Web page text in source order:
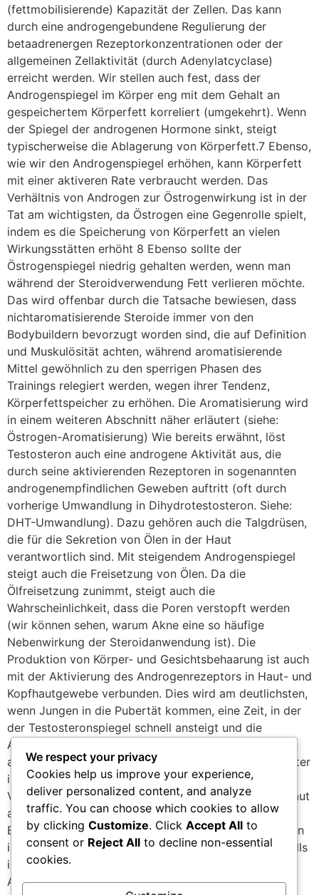
(fettmobilisierende) Kapazität der Zellen. Das kann
durch eine androgengebundene Regulierung der
betaadrenergen Rezeptorkonzentrationen oder der
allgemeinen Zellaktivität (durch Adenylatcyclase)
erreicht werden. Wir stellen auch fest, dass der
Androgenspiegel im Körper eng mit dem Gehalt an
gespeichertem Körperfett korreliert (umgekehrt). Wenn
der Spiegel der androgenen Hormone sinkt, steigt
typischerweise die Ablagerung von Körperfett.7 Ebenso,
wie wir den Androgenspiegel erhöhen, kann Körperfett
mit einer aktiveren Rate verbraucht werden. Das
Verhältnis von Androgen zur Östrogenwirkung ist in der
Tat am wichtigsten, da Östrogen eine Gegenrolle spielt,
indem es die Speicherung von Körperfett an vielen
Wirkungsstätten erhöht 8 Ebenso sollte der
Östrogenspiegel niedrig gehalten werden, wenn man
während der Steroidverwendung Fett verlieren möchte.
Das wird offenbar durch die Tatsache bewiesen, dass
nichtaromatisierende Steroide immer von den
Bodybuildern bevorzugt worden sind, die auf Definition
und Muskulösität achten, während aromatisierende
Mittel gewöhnlich zu den sperrigen Phasen des
Trainings relegiert werden, wegen ihrer Tendenz,
Körperfettspeicher zu erhöhen. Die Aromatisierung wird
in einem weiteren Abschnitt näher erläutert (siehe:
Östrogen-Aromatisierung) Wie bereits erwähnt, löst
Testosteron auch eine androgene Aktivität aus, die
durch seine aktivierenden Rezeptoren in sogenannten
androgenempfindlichen Geweben auftritt (oft durch
vorherige Umwandlung in Dihydrotestosteron. Siehe:
DHT-Umwandlung). Dazu gehören auch die Talgdrüsen,
die für die Sekretion von Ölen in der Haut
verantwortlich sind. Mit steigendem Androgenspiegel
steigt auch die Freisetzung von Ölen. Da die
Ölfreisetzung zunimmt, steigt auch die
Wahrscheinlichkeit, dass die Poren verstopft werden
(wir können sehen, warum Akne eine so häufige
Nebenwirkung der Steroidanwendung ist). Die
Produktion von Körper- und Gesichtsbehaarung ist auch
mit der Aktivierung des Androgenrezeptors in Haut- und
Kopfhautgewebe verbunden. Dies wird am deutlichsten,
wenn Jungen in die Pubertät kommen, eine Zeit, in der
der Testosteronspiegel schnell ansteigt und die
Androgenaktivität beginnt, das Wachstum von Haaren
auf Körper und Gesicht zu stimulieren. Einige Zeit später
im Leben und mit dem Beitrag einer genetischen
Veranlagung kann die Androgenaktivität in der Kopfhaut
auch helfen, den Haarausfall bei Männern zu initiieren.
Es ist ein Missverständnis, dass Dihydrotestosteron ein
isolierter Schuldiger bei der Förderung des Haarausfalls
ist; In Wirklichkeit ist es jedoch die allgemeine
Aktivierung des Androgenrezeptors, die dafür
We respect your privacy
Cookies help us improve your experience,
deliver personalized content, and analyze
traffic. You can choose which cookies to allow
by clicking Customize. Click Accept All to
consent or Reject All to decline non-essential
cookies.